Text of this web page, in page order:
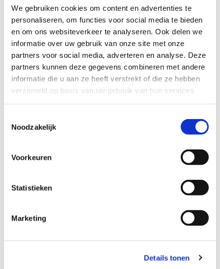
We gebruiken cookies om content en advertenties te
personaliseren, om functies voor social media te bieden
en om ons websiteverkeer te analyseren. Ook delen we
informatie over uw gebruik van onze site met onze
partners voor social media, adverteren en analyse. Deze
partners kunnen deze gegevens combineren met andere
informatie die u aan ze heeft verstrekt of die ze hebben
verzameld op basis van uw gebruik van hun services.
Noodzakelijk
Voorkeuren
Statistieken
Marketing
Details tonen
kruiden en fruit
Iedere oogstgenoot kan gedurende het seizoen
oogsten van meer dan 100 verschillende soorten
groenten, kruiden en fruit. Het oogstseizoen duurt 50
weken, van maart tot en met februari. In de
lentemaanden oogst je wat kleinere hoeveelheden en
vooral bladgroenten. Normaal gesproken is de oogst
maanden aan, tot ver in oktober. In de koude maanden
landbouw zonder bestrijdingsmiddelen en